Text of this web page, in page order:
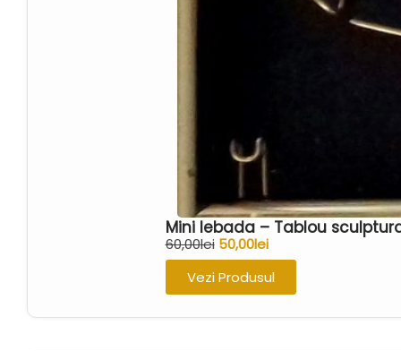
Mini lebada – Tablou
60,00lei 50,00lei
Vezi Produsul